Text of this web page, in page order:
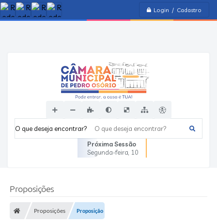
Login / Cadastro
O que deseja encontrar?
Próxima Sessão
Segunda-feira 10
Proposições
Proposições Proposição